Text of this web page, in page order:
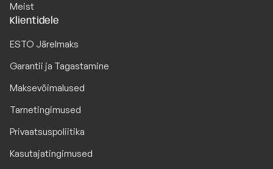
Meist
Klientidele
ESTO Järelmaks
Garantii ja Tagastamine
Maksevõimalused
Tarnetingimused
Privaatsuspoliitika
Kasutajatingimused